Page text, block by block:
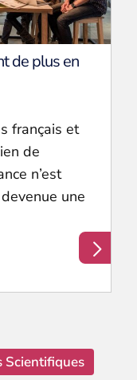
de plus en
français et
de
n’est
une
Scientifiques